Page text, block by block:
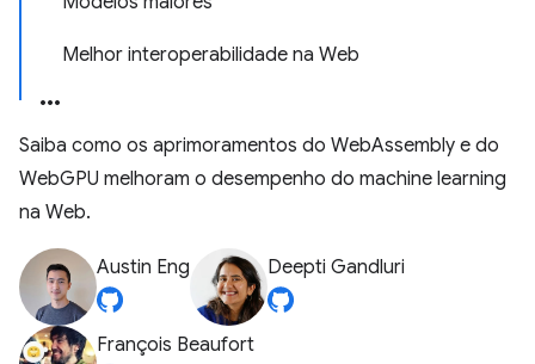
Melhor interoperabilidade na Web
Saiba como os aprimoramentos do WebAssembly e do
WebGPU melhoram o desempenho do machine learning
na Web.
Austin Eng Deepti Gandluri
François Beaufort